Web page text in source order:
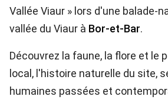
Vallée Viaur » lors d'une balade-
vallée du Viaur à Bor-et-Bar.
Découvrez la faune, la flore et le
local, l'histoire naturelle du site,
humaines passées et